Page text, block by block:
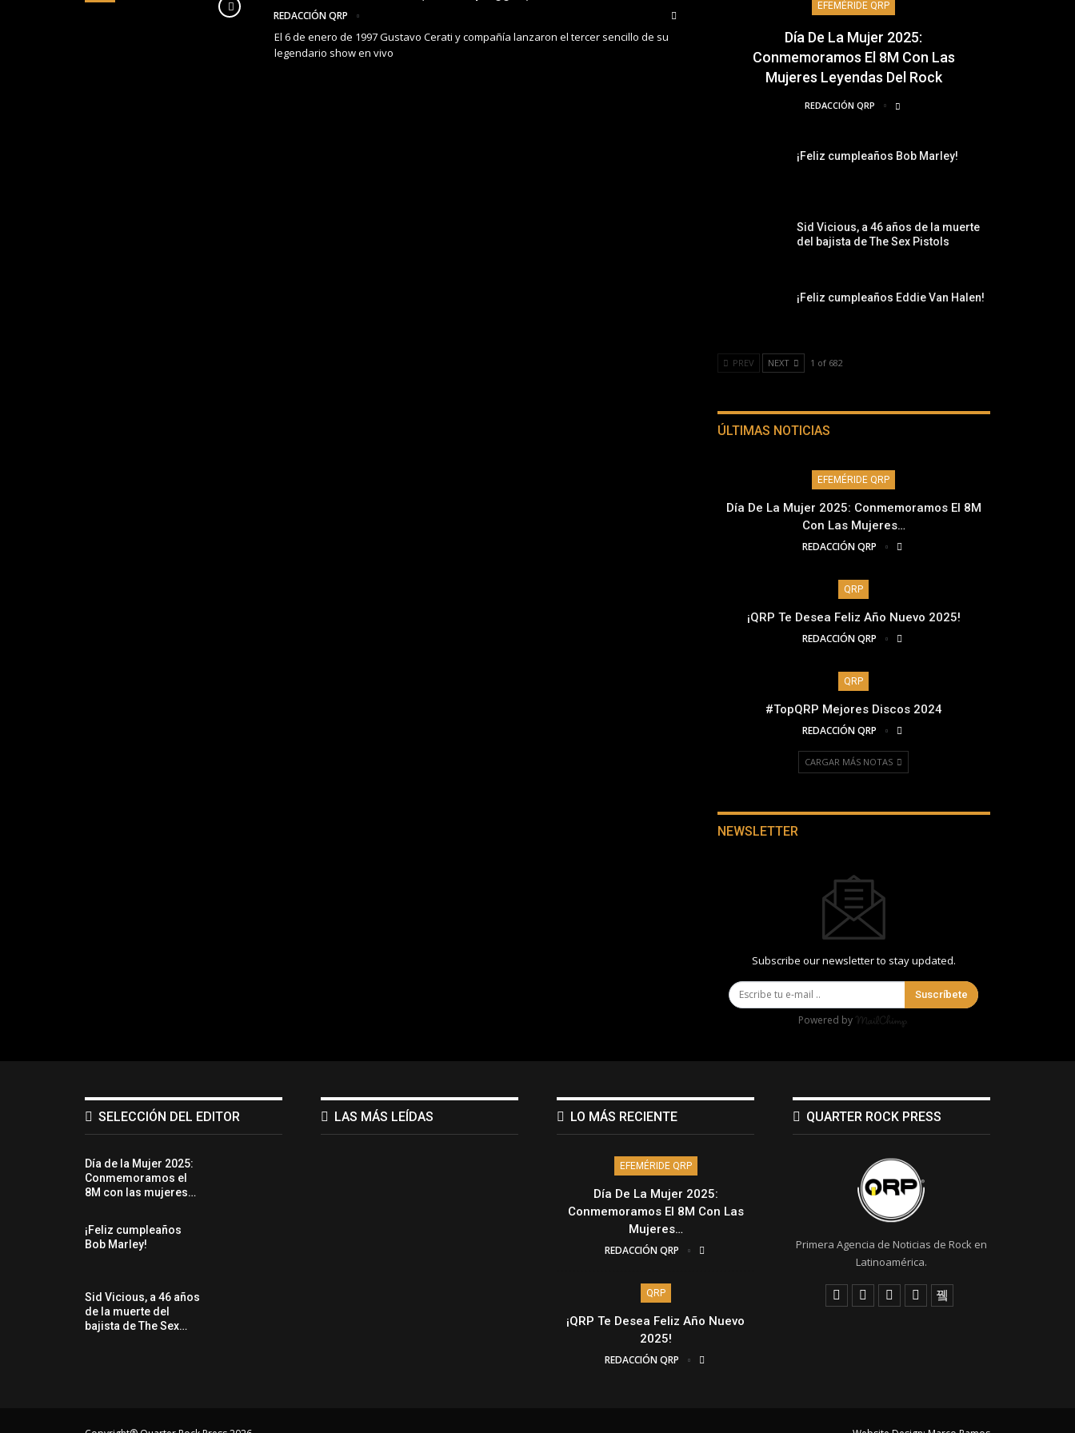
REDACCIÓN QRP
El 6 de enero de 1997 Gustavo Cerati y compañía lanzaron el tercer sencillo de su
legendario show en vivo
EFEMÉRIDE QRP
Día De La Mujer 2025:
Conmemoramos El 8M Con Las
Mujeres Leyendas Del Rock
REDACCIÓN QRP
¡Feliz cumpleaños Bob Marley!
Sid Vicious, a 46 años de la muerte
del bajista de The Sex Pistols
¡Feliz cumpleaños Eddie Van Halen!
PREV NEXT 1 of 682
ÚLTIMAS NOTICIAS
EFEMÉRIDE QRP
Día De La Mujer 2025: Conmemoramos El 8M
Con Las Mujeres…
REDACCIÓN QRP
QRP
¡QRP Te Desea Feliz Año Nuevo 2025!
REDACCIÓN QRP
QRP
#TopQRP Mejores Discos 2024
REDACCIÓN QRP
CARGAR MÁS NOTAS
NEWSLETTER
Subscribe our newsletter to stay updated.
Suscríbete
Powered by
SELECCIÓN DEL EDITOR
Día de la Mujer 2025:
Conmemoramos el
8M con las mujeres…
¡Feliz cumpleaños
Bob Marley!
Sid Vicious, a 46 años
de la muerte del
bajista de The Sex…
LAS MÁS LEÍDAS LO MÁS RECIENTE
EFEMÉRIDE QRP
Día De La Mujer 2025:
Conmemoramos El 8M Con Las
Mujeres…
REDACCIÓN QRP
QRP
¡QRP Te Desea Feliz Año Nuevo
2025!
REDACCIÓN QRP
QUARTER ROCK PRESS
Primera Agencia de Noticias de Rock en
Latinoamérica.